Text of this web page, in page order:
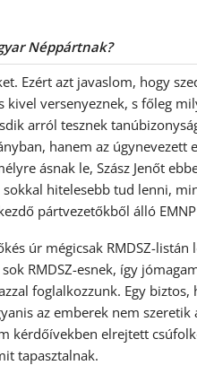
Néppártnak?
Ezért azt javaslom, hogy
versenyeznek, s főleg
arról tesznek
hanem az úgynevezett
ásnak le, Szász Jenőt
hitelesebb tud lenni,
pártvezetőkből álló
úr mégicsak RMDSZ-listán
RMDSZ-esnek, így
foglalkozzunk. Egy
az emberek nem
kérdőívekben elrejtett
tapasztalnak.